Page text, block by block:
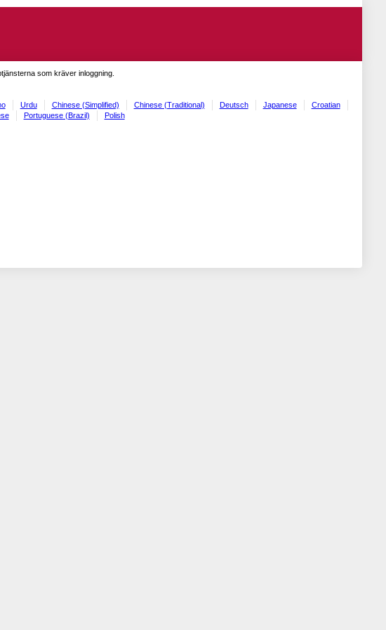
som kräver inloggning.
Urdu Chinese (Simplified) Chinese (Traditional) Deutsch Japanese
Croatian
Portuguese (Brazil) Polish